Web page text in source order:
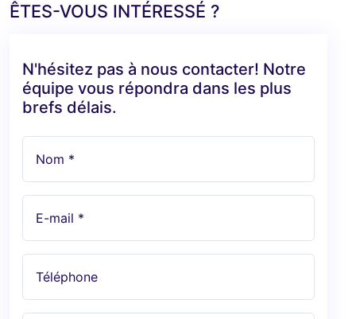
ÊTES-VOUS INTÉRESSÉ ?
N'hésitez pas à nous contacter! Notre
équipe vous répondra dans les plus
brefs délais.
Nom *
E-mail *
Téléphone